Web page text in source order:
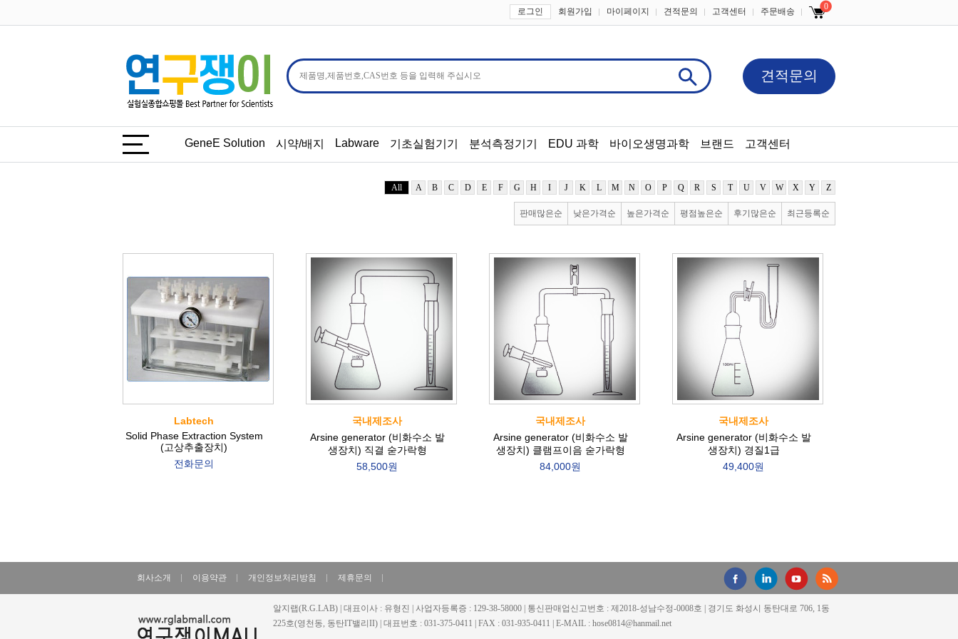
로그인 회원가입 마이페이지 견적문의 고객센터 주문배송 0
견적문의
GeneE Solution 시약/배지 Labware 기초실험기기 분석측정기기 EDU 과학 바이오생명과학 브랜드 고객센터
All A B C D E F G H I J K L M N O P Q R S T U V W X Y Z
판매많은순 낮은가격순 높은가격순 평점높은순 후기많은순 최근등록순
Labtech
Solid Phase Extraction System
(고상추출장치)
전화문의
국내제조사
Arsine generator (비화수소 발
생장치) 직결 숟가락형
58,500원
국내제조사
Arsine generator (비화수소 발
생장치) 클램프이음 숟가락형
84,000원
국내제조사
Arsine generator (비화수소 발
생장치) 경질1급
49,400원
회사소개 이용약관 개인정보처리방침 제휴문의
알지랩(R.G.LAB) | 대표이사 : 유형진 | 사업자등록증 : 129-38-58000 | 통신판매업신고번호 : 제2018-성남수정-0008호 | 경기도 화성시 동탄대로 706, 1동
225호(영천동, 동탄IT밸리II) | 대표번호 : 031-375-0411 | FAX : 031-935-0411 | E-MAIL : hose0814@hanmail.net